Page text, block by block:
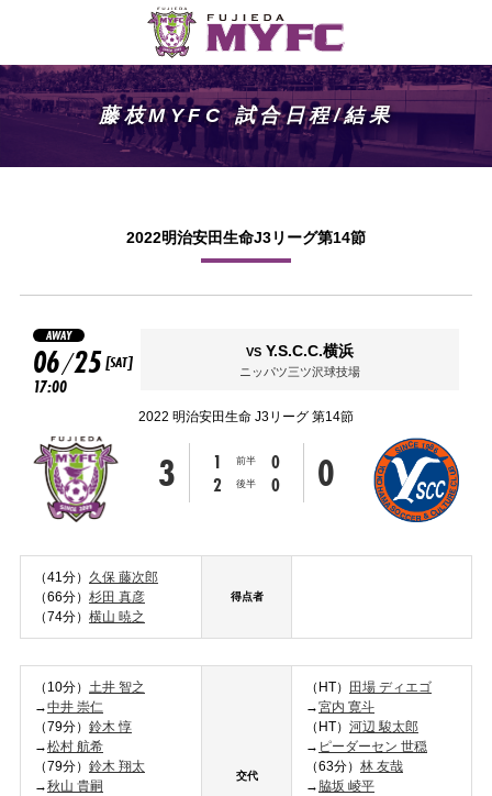
藤枝MYFC 試合日程/結果
2022明治安田生命J3リーグ第14節
06/25 [SAT]
17:00
AWAY
VSY.S.C.C.横浜
ニッパツ三ツ沢球技場
2022 明治安田生命 J3リーグ 第14節
3 1 前半
0
2
後半 0 0
（41分） 久保 藤次郎
（66分） 杉田 真彦
（74分） 横山 暁之
得点者
（10分） 土井 智之
→中井 崇仁
（79分） 鈴木 惇
→松村 航希
（79分） 鈴木 翔太
→秋山 貴嗣
交代
（HT）
田場 ディエゴ
→宮内 寛斗
（HT） 河辺 駿太郎
→ ピーダーセン 世穏
（63分） 林 友哉
→ 脇坂 崚平